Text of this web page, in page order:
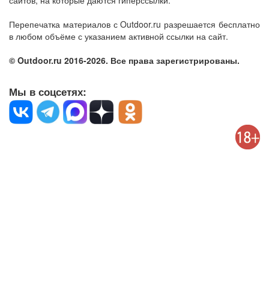
Перепечатка материалов с Outdoor.ru разрешается бесплатно
в любом объёме с указанием активной ссылки на сайт.
© Outdoor.ru 2016-2026. Все права зарегистрированы.
Мы в соцсетях: